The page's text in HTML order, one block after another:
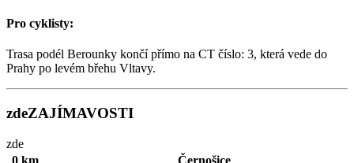
Pro cyklisty:
Trasa podél Berounky končí přímo na CT číslo: 3, která vede do
Prahy po levém břehu Vltavy.
zdeZAJÍMAVOSTI
zde
0 km
Černošice